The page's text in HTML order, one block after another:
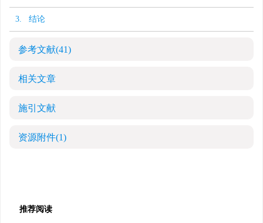
3. 结论
参考文献(41)
相关文章
施引文献
资源附件(1)